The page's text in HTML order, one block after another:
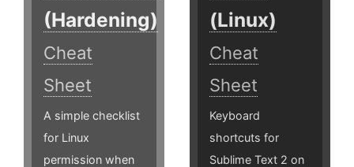
(Hardening)
Cheat
Sheet
A simple checklist
for Linux
permission when
(Linux)
Cheat
Sheet
Keyboard
shortcuts for
Sublime Text 2 on